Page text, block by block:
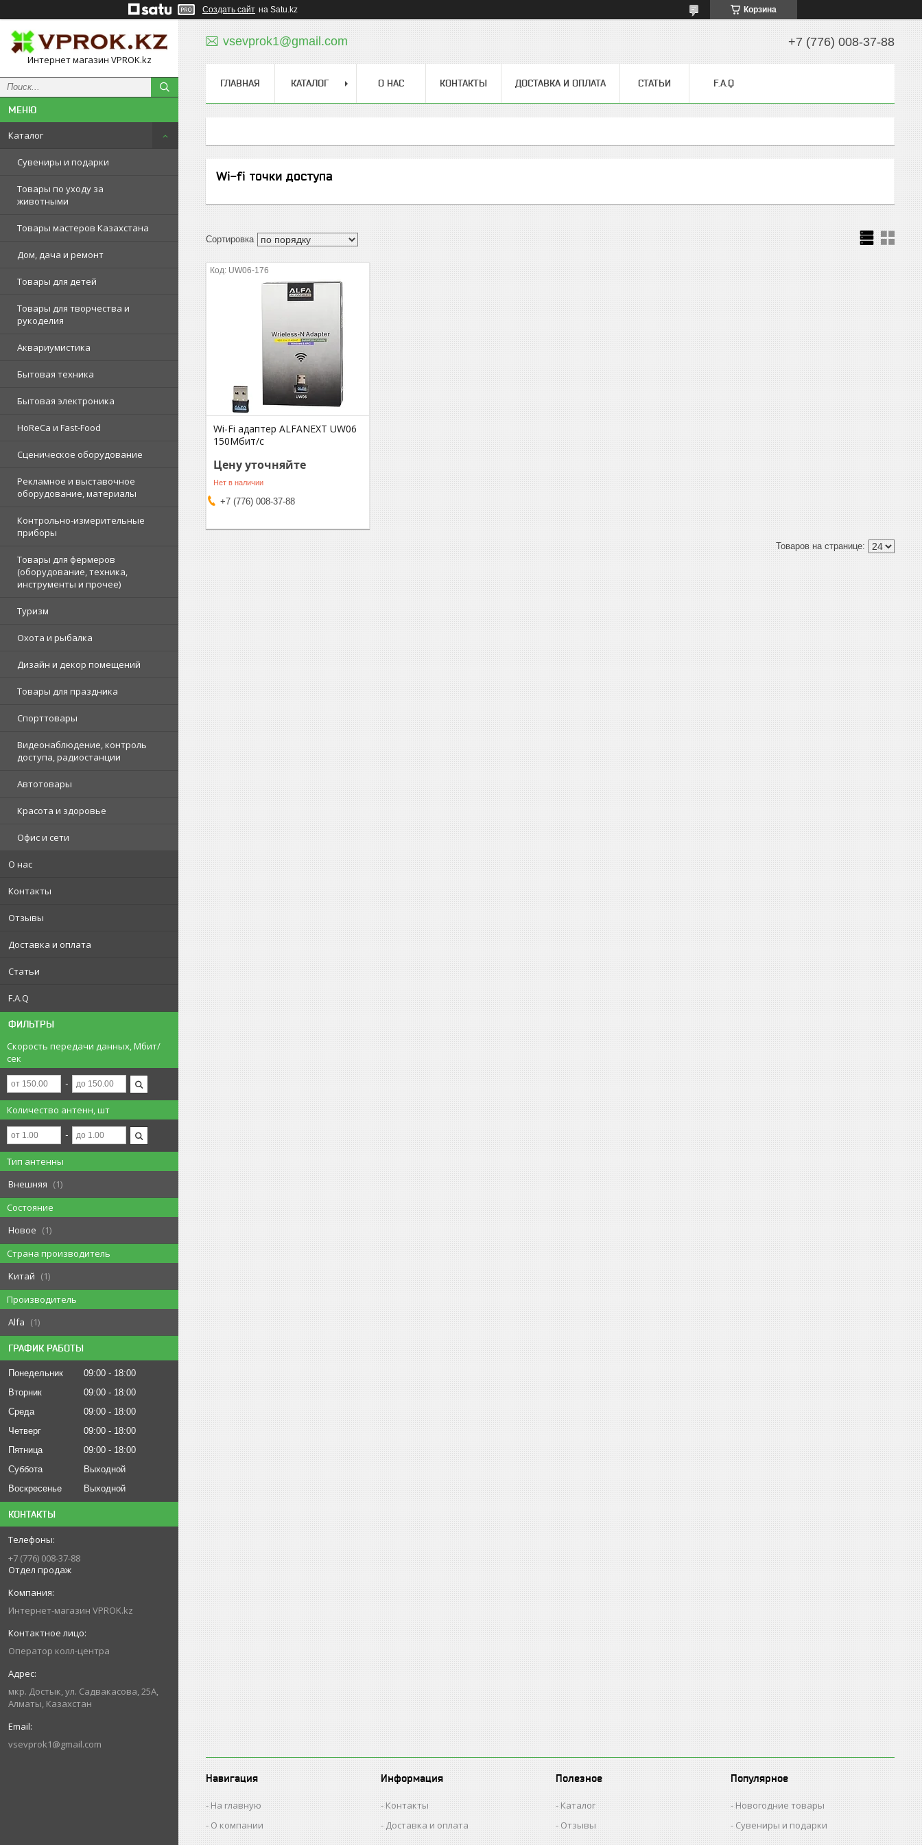
Создать сайт на Satu.kz Корзина
Интернет магазин VPROK.kz
Каталог
Сувениры и подарки
Товары по уходу за
животными
Товары мастеров Казахстана
Дом, дача и ремонт
Товары для детей
Товары для творчества и
рукоделия
Аквариумистика
Бытовая техника
Бытовая электроника
HoReCa и Fast-Food
Сценическое оборудование
Рекламное и выставочное
оборудование, материалы
Контрольно-измерительные
приборы
Товары для фермеров
(оборудование, техника,
инструменты и прочее)
Туризм
Охота и рыбалка
Дизайн и декор помещений
Товары для праздника
Спорттовары
Видеонаблюдение, контроль
доступа, радиостанции
Автотовары
Красота и здоровье
Офис и сети
О нас
Контакты
Отзывы
Доставка и оплата
Статьи
F.A.Q
ФИЛЬТРЫ
Скорость передачи данных, Мбит/
сек
Количество антенн, шт
Тип антенны
Внешняя
1
Состояние
Новое
1
Страна производитель
Китай
1
Производитель
Alfa
1
ГРАФИК РАБОТЫ
Понедельник 09:00
18:00
Вторник
09:00
18:00
Среда
09:00
18:00
Четверг
09:00
18:00
Пятница
09:00
18:00
Суббота
Выходной
Воскресенье
Выходной
КОНТАКТЫ
+7 (776) 008-37-88
Отдел продаж
Интернет-магазин VPROK.kz
Оператор колл-центра
мкр. Достык, ул. Садвакасова, 25А,
Алматы, Казахстан
vsevprok1@gmail.com
vsevprok1@gmail.com +7 (776) 008-37-88
ГЛАВНАЯ КАТАЛОГ О НАС КОНТАКТЫ ДОСТАВКА И ОПЛАТА СТАТЬИ F.A.Q
Wi-fi точки доступа
UW06-176
Wi-Fi адаптер ALFANEXT UW06
150Мбит/с
Цену уточняйте
Нет в наличии
+7 (776) 008-37-88
Навигация
На главную
О компании
Информация
Контакты
Доставка и оплата
Полезное
Каталог
Отзывы
Популярное
Новогодние товары
Сувениры и подарки